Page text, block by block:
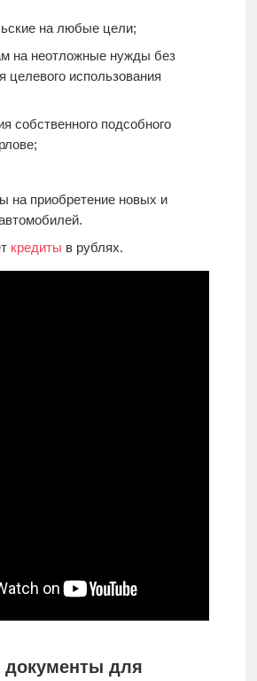
на любые цели;
на неотложные нужды без
целевого использования
собственного подсобного
на приобретение новых и
кредиты в рублях.
для